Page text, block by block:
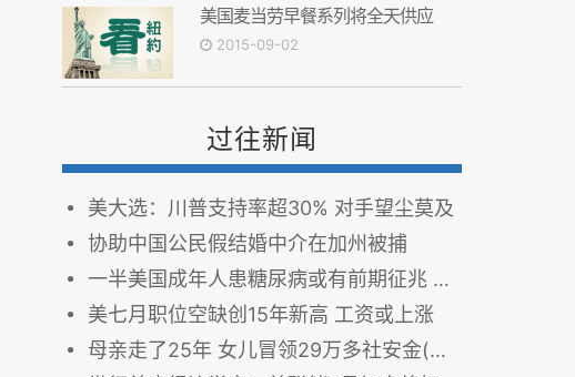
美国麦当劳早餐系列将全天供应
2015-09-02
过往新闻
美大选：川普支持率超30% 对手望尘莫及
协助中国公民假结婚中介在加州被捕
一半美国成年人患糖尿病或有前期征兆 很多人竟浑然不觉
美七月职位空缺创15年新高 工资或上涨
母亲走了25年 女儿冒领29万多社安金(图)